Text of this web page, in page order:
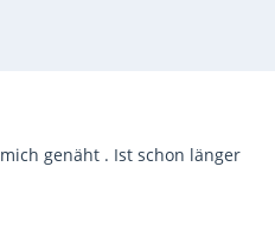
genäht . Ist schon länger